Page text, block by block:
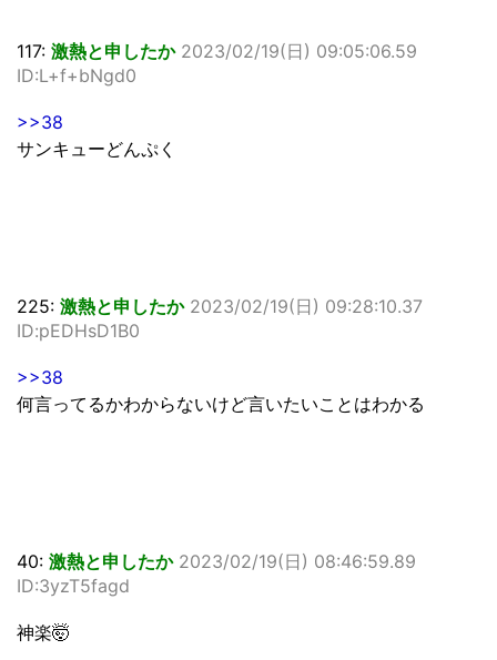
117: 激熱と申したか 2023/02/19(日) 09:05:06.59
ID:L+f+bNgd0
>>38
サンキューどんぷく
225: 激熱と申したか 2023/02/19(日) 09:28:10.37
ID:pEDHsD1B0
>>38
何言ってるかわからないけど言いたいことはわかる
40: 激熱と申したか 2023/02/19(日) 08:46:59.89
ID:3yzT5fagd
神楽🤯